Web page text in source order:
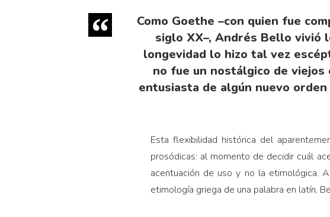
Como Goethe –con quien fue
siglo XX–, Andrés Bello vivió
longevidad lo hizo tal vez
no fue un nostálgico de
entusiasta de algún nuevo
Esta flexibilidad histórica del
prosódicas: al momento de decidir cuál
acentuación de uso y no la etimológica.
etimología griega de una palabra en latín,